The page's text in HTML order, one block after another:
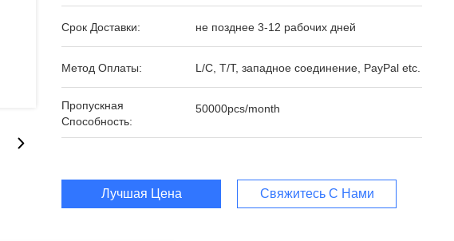
Срок Доставки: не позднее 3-12 рабочих дней
Метод Оплаты: L/C, T/T, западное соединение, PayPal etc.
Пропускная
Способность:
50000pcs/month
Лучшая Цена Свяжитесь С Нами